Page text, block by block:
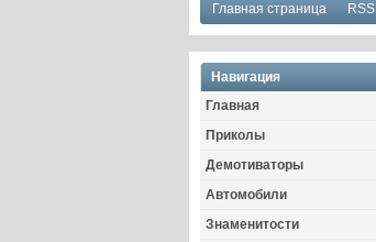
Главная страница RSS
Навигация
Главная
Приколы
Демотиваторы
Автомобили
Знаменитости